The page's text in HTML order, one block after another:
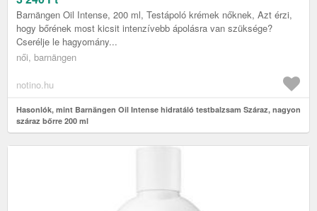
Barnängen Oil Intense, 200 ml, Testápoló krémek nőknek, Azt érzi,
hogy bőrének most kicsit intenzívebb ápolásra van szüksége?
Cserélje le hagyomány...
női, barnängen
notino.hu
Hasonlók, mint Barnängen Oil Intense hidratáló testbalzsam Száraz, nagyon
száraz bőrre 200 ml